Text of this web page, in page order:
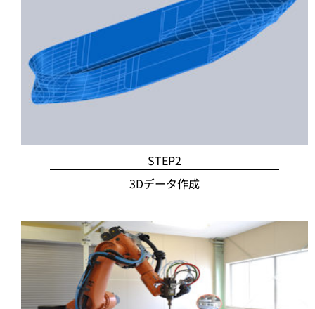
STEP2
3Dデータ作成